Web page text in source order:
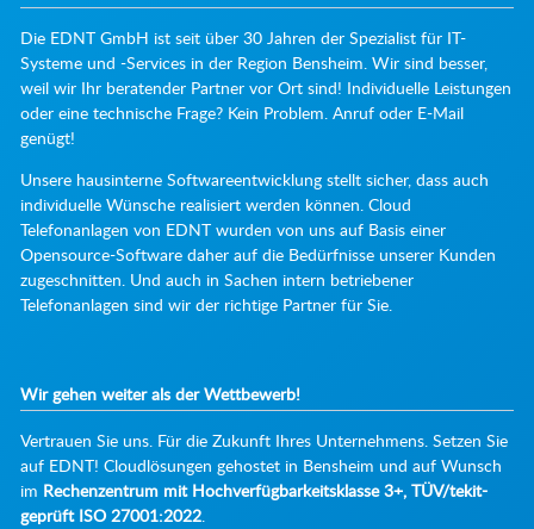
Die EDNT GmbH ist seit über 30 Jahren der Spezialist für IT-
Systeme und -Services in der Region Bensheim. Wir sind besser,
weil wir Ihr beratender Partner vor Ort sind! Individuelle Leistungen
oder eine technische Frage? Kein Problem. Anruf oder E-Mail
genügt!
Unsere hausinterne Softwareentwicklung stellt sicher, dass auch
individuelle Wünsche realisiert werden können. Cloud
Telefonanlagen von EDNT wurden von uns auf Basis einer
Opensource-Software daher auf die Bedürfnisse unserer Kunden
zugeschnitten. Und auch in Sachen intern betriebener
Telefonanlagen sind wir der richtige Partner für Sie.
Wir gehen weiter als der Wettbewerb!
Vertrauen Sie uns. Für die Zukunft Ihres Unternehmens. Setzen Sie
auf EDNT! Cloudlösungen gehostet in Bensheim und auf Wunsch
im Rechenzentrum mit Hochverfügbarkeitsklasse 3+, TÜV/tekit-
geprüft ISO 27001:2022.